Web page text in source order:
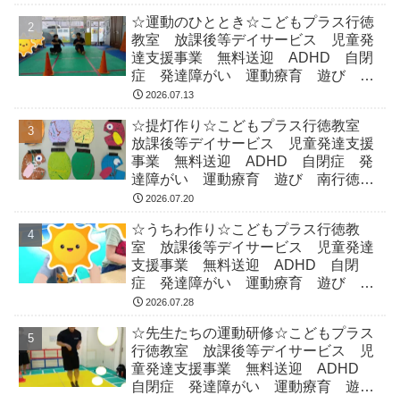
☆運動のひととき☆こどもプラス行徳
教室 放課後等デイサービス 児童発
達支援事業 無料送迎 ADHD 自閉
症 発達障がい 運動療育 遊び 南
行徳 市川市 浦安市
2026.07.13
☆提灯作り☆こどもプラス行徳教室
放課後等デイサービス 児童発達支援
事業 無料送迎 ADHD 自閉症 発
達障がい 運動療育 遊び 南行徳
市川市 浦安市
2026.07.20
☆うちわ作り☆こどもプラス行徳教
室 放課後等デイサービス 児童発達
支援事業 無料送迎 ADHD 自閉
症 発達障がい 運動療育 遊び 南
行徳 市川市 浦安市
2026.07.28
☆先生たちの運動研修☆こどもプラス
行徳教室 放課後等デイサービス 児
童発達支援事業 無料送迎 ADHD
自閉症 発達障がい 運動療育 遊